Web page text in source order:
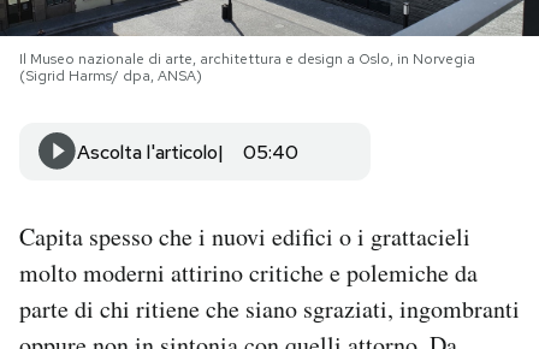
I MIEI PREFERITI
CALENDARIO
AREA PERSONALE
Area Personale
Il Museo nazionale di arte, architettura e design a Oslo, in Norvegia
(Sigrid Harms/ dpa, ANSA)
Ascolta l'articolo 05:40
Capita spesso che i nuovi edifici o i grattacieli
molto moderni attirino critiche e polemiche da
parte di chi ritiene che siano sgraziati, ingombranti